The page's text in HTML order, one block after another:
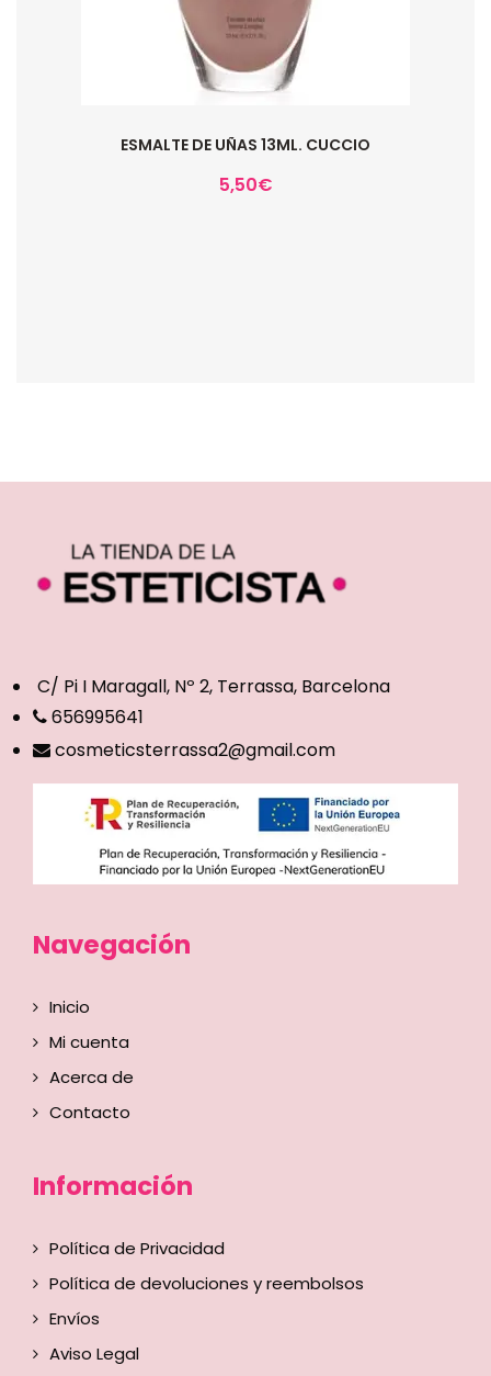
ESMALTE DE UÑAS 13ML. CUCCIO
5,50€
C/ Pi I Maragall, Nº 2, Terrassa, Barcelona
656995641
cosmeticsterrassa2@gmail.com
Navegación
Inicio
Mi cuenta
Acerca de
Contacto
Información
Política de Privacidad
Política de devoluciones y reembolsos
Envíos
Aviso Legal